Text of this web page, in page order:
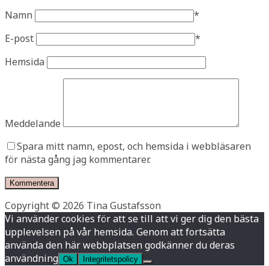
Namn
*
E-post
*
Hemsida
Meddelande
Spara mitt namn, epost, och hemsida i webbläsaren
för nästa gång jag kommentarer.
Copyright © 2026 Tina Gustafsson
Vi använder cookies för att se till att vi ger dig den bästa
upplevelsen på vår hemsida. Genom att fortsätta
använda den här webbplatsen godkänner du deras
användning Ok Integritetspolicy